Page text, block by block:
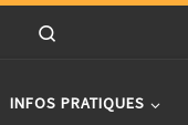
INFOS PRATIQUES